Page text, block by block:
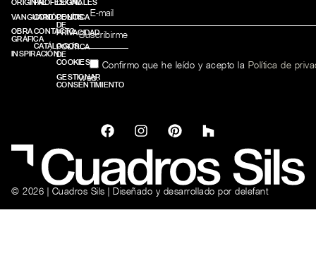
ORIGINAL
VANGUARD
OBRA
GRÁFICA
INSPIRACIÓN
PROFESIONALES
CONÓCENOS
CONTACTO
CATÁLOGOS
LEGAL
POLÍTICA
DE
PRIVACIDAD
POLÍTICA
DE
COOKIES
GESTIONAR
CONSENTIMIENTO
Confirmo que he leído y acepto la Política de
web.
© 2026 | Cuadros Sils | Diseñado y desarrollado por delefant